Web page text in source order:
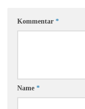
Kommentar *
Name *